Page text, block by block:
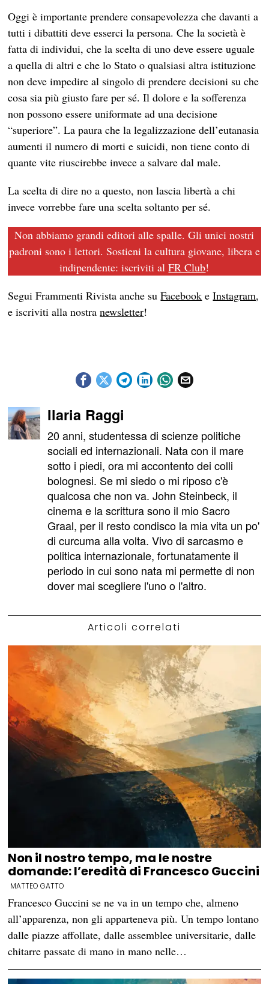
Oggi è importante prendere consapevolezza che davanti a
tutti i dibattiti deve esserci la persona. Che la società è
fatta di individui, che la scelta di uno deve essere uguale
a quella di altri e che lo Stato o qualsiasi altra istituzione
non deve impedire al singolo di prendere decisioni su che
cosa sia più giusto fare per sé. Il dolore e la sofferenza
non possono essere uniformate ad una decisione
“superiore”. La paura che la legalizzazione dell’eutanasia
aumenti il numero di morti e suicidi, non tiene conto di
quante vite riuscirebbe invece a salvare dal male.
La scelta di dire no a questo, non lascia libertà a chi
invece vorrebbe fare una scelta soltanto per sé.
Non abbiamo grandi editori alle spalle. Gli unici nostri
padroni sono i lettori. Sostieni la cultura giovane, libera e
indipendente: iscriviti alFR Club!
Segui Frammenti Rivista anche suFacebook eInstagram,
e iscriviti alla nostranewsletter!
Ilaria Raggi
20 anni, studentessa di scienze politiche
sociali ed internazionali. Nata con il mare
sotto i piedi, ora mi accontento dei colli
bolognesi. Se mi siedo o mi riposo c'è
qualcosa che non va. John Steinbeck, il
cinema e la scrittura sono il mio Sacro
Graal, per il resto condisco la mia vita un po'
di curcuma alla volta. Vivo di sarcasmo e
politica internazionale, fortunatamente il
periodo in cui sono nata mi permette di non
dover mai scegliere l'uno o l'altro.
Articoli correlati
Non il nostro tempo, ma le nostre
domande: l’eredità di Francesco Guccini
MATTEO GATTO
Francesco Guccini se ne va in un tempo che, almeno
all’apparenza, non gli apparteneva più. Un tempo lontano
dalle piazze affollate, dalle assemblee universitarie, dalle
chitarre passate di mano in mano nelle…